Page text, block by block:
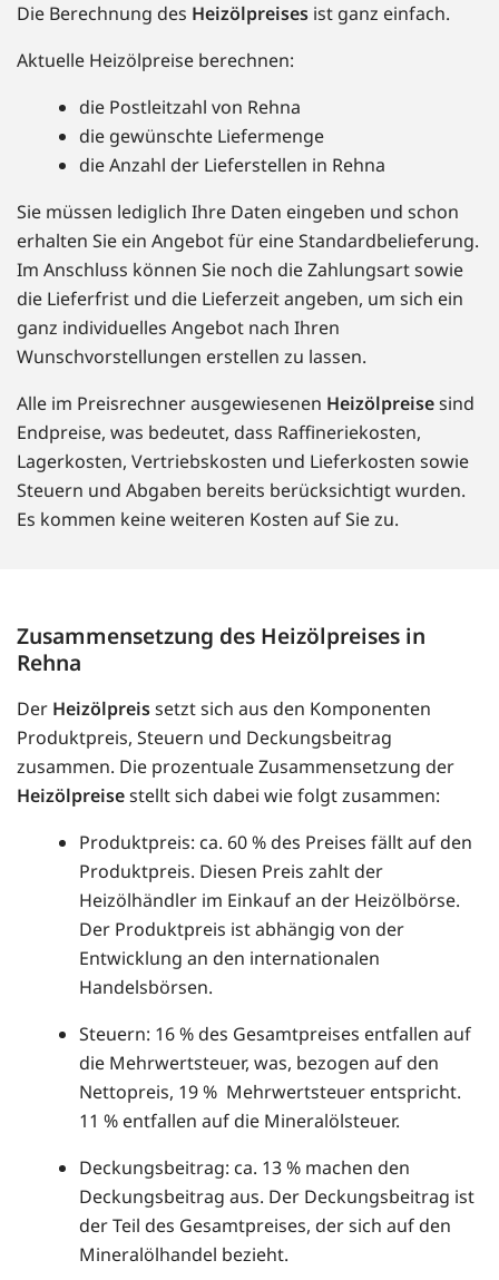
Die Berechnung des Heizölpreises ist ganz einfach.
Aktuelle Heizölpreise berechnen:
die Postleitzahl von Rehna
die gewünschte Liefermenge
die Anzahl der Lieferstellen in Rehna
Sie müssen lediglich Ihre Daten eingeben und schon
erhalten Sie ein Angebot für eine Standardbelieferung.
Im Anschluss können Sie noch die Zahlungsart sowie
die Lieferfrist und die Lieferzeit angeben, um sich ein
ganz individuelles Angebot nach Ihren
Wunschvorstellungen erstellen zu lassen.
Alle im Preisrechner ausgewiesenen Heizölpreisesind
Endpreise, was bedeutet, dass Raffineriekosten,
Lagerkosten, Vertriebskosten und Lieferkosten sowie
Steuern und Abgaben bereits berücksichtigt wurden.
Es kommen keine weiteren Kosten auf Sie zu.
Zusammensetzung des Heizölpreises in
Rehna
Der Heizölpreissetzt sich aus den Komponenten
Produktpreis, Steuern und Deckungsbeitrag
zusammen. Die prozentuale Zusammensetzung der
Heizölpreisestellt sich dabei wie folgt zusammen:
Produktpreis: ca. 60 % des Preises fällt auf den
Produktpreis. Diesen Preis zahlt der
Heizölhändler im Einkauf an der Heizölbörse.
Der Produktpreis ist abhängig von der
Entwicklung an den internationalen
Handelsbörsen.
Steuern: 16 % des Gesamtpreises entfallen auf
die Mehrwertsteuer, was, bezogen auf den
Nettopreis, 19 % Mehrwertsteuer entspricht.
11 % entfallen auf die Mineralölsteuer.
Deckungsbeitrag: ca. 13 % machen den
Deckungsbeitrag aus. Der Deckungsbeitrag ist
der Teil des Gesamtpreises, der sich auf den
Mineralölhandel bezieht.